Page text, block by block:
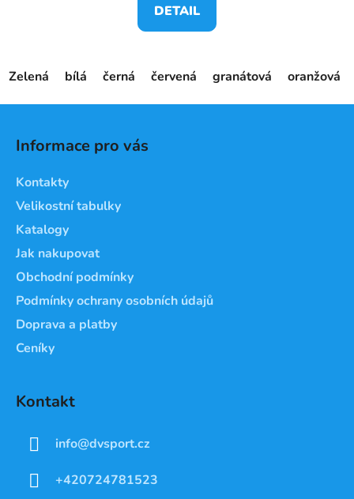
DETAIL
Zelená bílá černá červená granátová oranžová
Informace pro vás
Kontakty
Velikostní tabulky
Katalogy
Jak nakupovat
Obchodní podmínky
Podmínky ochrany osobních údajů
Doprava a platby
Ceníky
Kontakt
info@dvsport.cz
+420724781523